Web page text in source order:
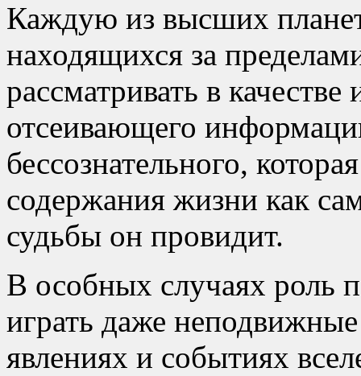
Каждую из высших
находящихся за
рассматривать в
отсеивающего
бессознательного,
содержания жизни как
судьбы он провидит.
В особных случаях роль
играть даже
явлениях и событиях